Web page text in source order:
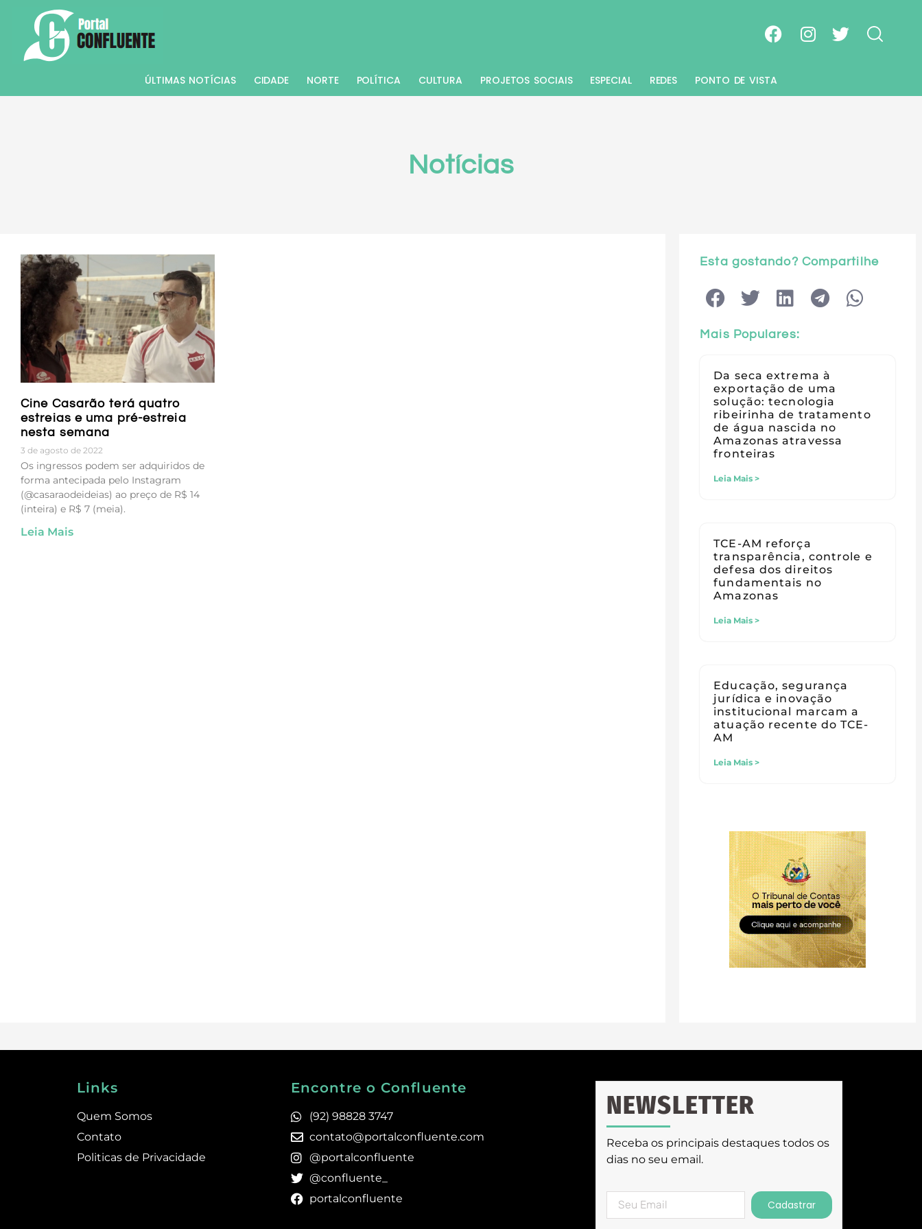
ÚLTIMAS NOTÍCIAS CIDADE NORTE POLÍTICA CULTURA PROJETOS SOCIAIS ESPECIAL REDES PONTO DE VISTA
Notícias
Cine Casarão terá quatro
estreias e uma pré-estreia
nesta semana
3 de agosto de 2022
Os ingressos podem ser adquiridos de
forma antecipada pelo Instagram
(@casaraodeideias) ao preço de R$ 14
(inteira) e R$ 7 (meia).
Leia Mais
Esta gostando? Compartilhe
Mais Populares:
Da seca extrema à
exportação de uma
solução: tecnologia
ribeirinha de tratamento
de água nascida no
Amazonas atravessa
fronteiras
Leia Mais >
TCE-AM reforça
transparência, controle e
defesa dos direitos
fundamentais no
Amazonas
Leia Mais >
Educação, segurança
jurídica e inovação
institucional marcam a
atuação recente do TCE-
AM
Leia Mais >
Links
Quem Somos
Contato
Politicas de Privacidade
Encontre o Confluente
(92) 98828 3747
contato@portalconfluente.com
@portalconfluente
@confluente_
portalconfluente
NEWSLETTER
Receba os principais destaques todos os
dias no seu email.
Cadastrar